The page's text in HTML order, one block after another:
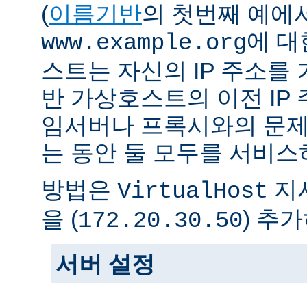
(이름기반의 첫번째 예에
www.example.org에 대
스트는 자신의 IP 주소를
반 가상호스트의 이전 IP
임서버나 프록시와의 문
는 동안 둘 모두를 서비스
방법은 VirtualHost 지
을 (172.20.30.50) 추
서버 설정